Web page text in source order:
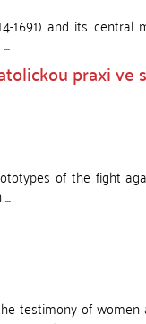
1691) and its central
praxi ve
of the fight
testimony of